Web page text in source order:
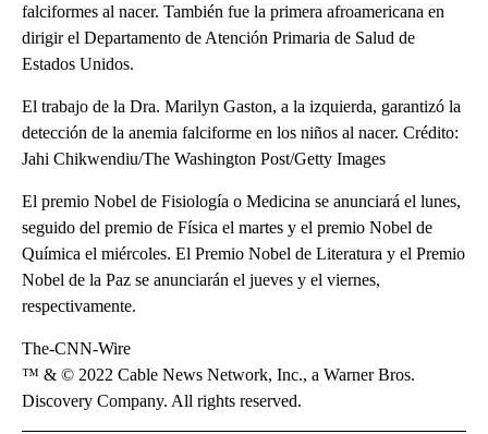
falciformes al nacer. También fue la primera afroamericana en
dirigir el Departamento de Atención Primaria de Salud de
Estados Unidos.
El trabajo de la Dra. Marilyn Gaston, a la izquierda, garantizó la
detección de la anemia falciforme en los niños al nacer. Crédito:
Jahi Chikwendiu/The Washington Post/Getty Images
El premio Nobel de Fisiología o Medicina se anunciará el lunes,
seguido del premio de Física el martes y el premio Nobel de
Química el miércoles. El Premio Nobel de Literatura y el Premio
Nobel de la Paz se anunciarán el jueves y el viernes,
respectivamente.
The-CNN-Wire
™ & © 2022 Cable News Network, Inc., a Warner Bros.
Discovery Company. All rights reserved.